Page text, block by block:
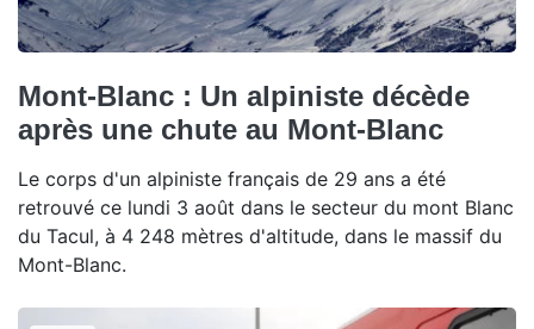
Mont-Blanc : Un alpiniste décède
après une chute au Mont-Blanc
Le corps d'un alpiniste français de 29 ans a été
retrouvé ce lundi 3 août dans le secteur du mont Blanc
du Tacul, à 4 248 mètres d'altitude, dans le massif du
Mont-Blanc.